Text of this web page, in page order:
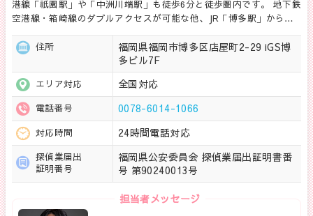
港線「祇園駅」や「中洲川端駅」も徒歩6分と徒歩圏内です。 地下鉄
空港線・箱崎線のダブルアクセスが可能な他、JR「博多駅」から…
住所
福岡県福岡市博多区店屋町2-29 iGS博
多ビル7F
エリア対応 全国対応
電話番号 0078-6014-1066
対応時間 24時間電話対応
探偵業届出
証明番号
福岡県公安委員会 探偵業届出証明書番
号 第90240013号
担当者メッセージ